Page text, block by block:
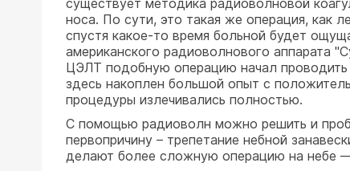
существует методика радиоволновой
носа. По сути, это такая же операция, как
спустя какое-то время больной будет
американского радиоволнового аппарата
ЦЭЛТ подобную операцию начал проводить
здесь накоплен большой опыт с
процедуры излечивались полностью.
С помощью радиоволн можно решить и
первопричину – трепетание небной
делают более сложную операцию на небе